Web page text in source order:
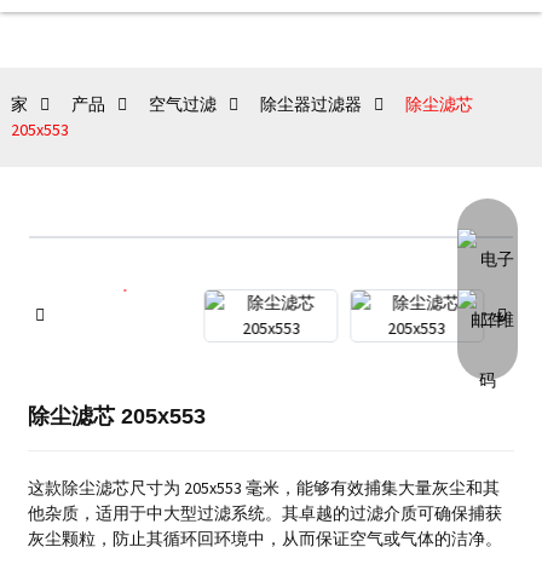
家 产品 空气过滤 除尘器过滤器
除尘滤芯
205x553
除尘滤芯 205x553
这款除尘滤芯尺寸为 205x553 毫米，能够有效捕集大量灰尘和其
他杂质，适用于中大型过滤系统。其卓越的过滤介质可确保捕获
灰尘颗粒，防止其循环回环境中，从而保证空气或气体的洁净。